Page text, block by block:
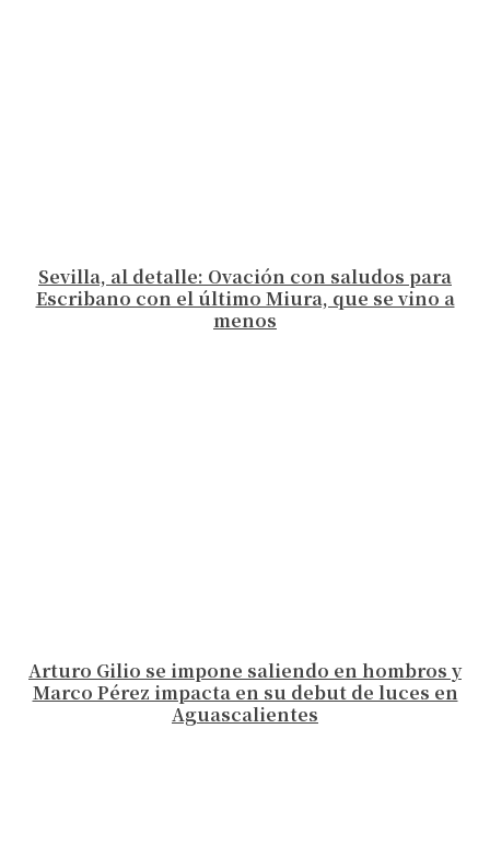
Sevilla, al detalle: Ovación con saludos para
Escribano con el último Miura, que se vino a
menos
Arturo Gilio se impone saliendo en hombros y
Marco Pérez impacta en su debut de luces en
Aguascalientes